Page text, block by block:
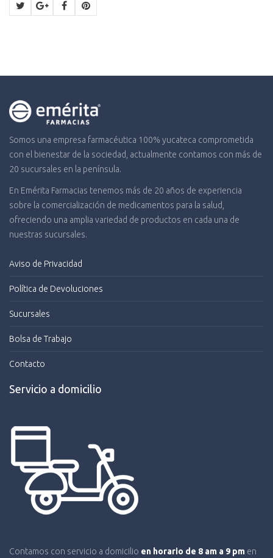
Somos una empresa farmacéutica 100% yucateca comprometida
con el bienestar de la sociedad, actualmente contamos con más de
20 sucursales en la península.
En Emérita Farmacias tenemos más de 20 años de experiencia
sobre la comercialización de medicamentos para la salud,
ofreciendo una amplia variedad de productos en cada una de
nuestras sucursales.
Aviso de Privacidad
Política de Devoluciones
Sucursales
Bolsa de Trabajo
Contacto
Servicio a domicilio
Contamos con servicio a domicilio en horario de 8 am a 9 pm en